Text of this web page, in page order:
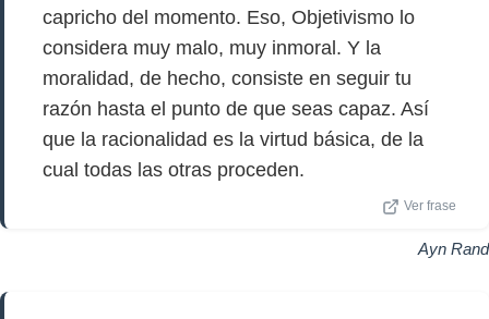
capricho del momento. Eso, Objetivismo lo
considera muy malo, muy inmoral. Y la
moralidad, de hecho, consiste en seguir tu
razón hasta el punto de que seas capaz. Así
que la racionalidad es la virtud básica, de la
cual todas las otras proceden.
Ver frase
Ayn Rand